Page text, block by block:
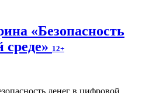
«Безопасность
среде» 12+